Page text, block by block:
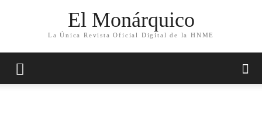
El Monárquico
La Única Revista Oficial Digital de la HNME